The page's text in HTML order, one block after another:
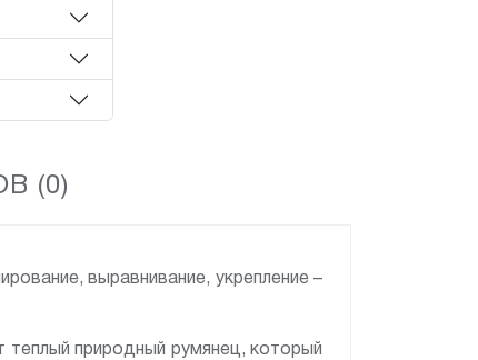
(0)
выравнивание, укрепление –
природный румянец, который